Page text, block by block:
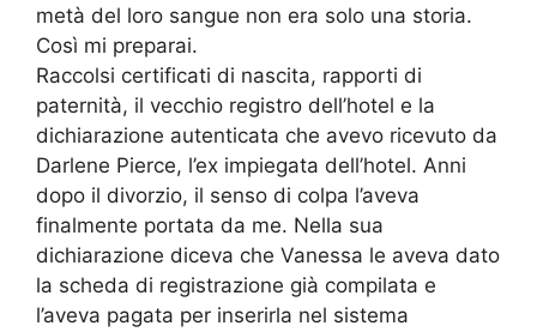
metà del loro sangue non era solo una storia.
Così mi preparai.
Raccolsi certificati di nascita, rapporti di
paternità, il vecchio registro dell’hotel e la
dichiarazione autenticata che avevo ricevuto da
Darlene Pierce, l’ex impiegata dell’hotel. Anni
dopo il divorzio, il senso di colpa l’aveva
finalmente portata da me. Nella sua
dichiarazione diceva che Vanessa le aveva dato
la scheda di registrazione già compilata e
l’aveva pagata per inserirla nel sistema